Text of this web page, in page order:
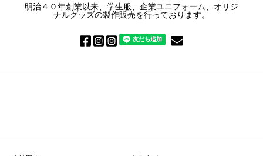
明治４０年創業以来、学生服、企業ユニフォーム、オリジ
ナルグッズの製作販売を行っております。